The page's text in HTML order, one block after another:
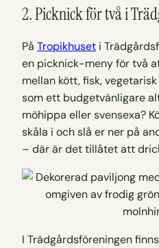
2. Picknick för två i
På Tropikhuset i
en picknick-meny för två
mellan kött, fisk,
som ett budgetvänligare
möhippa eller svensexa?
skåla i och slå er ner på
– där är det tillåtet att
I Trädgårdsföreningen